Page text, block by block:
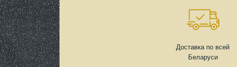
Доставка по всей
Беларуси